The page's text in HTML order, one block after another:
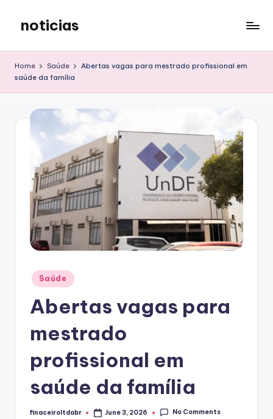
content
noticias
Home Saúde
Abertas vagas para mestrado profissional em
saúde da família
Posted
in
Saúde
Abertas vagas para
mestrado
profissional em
saúde da família
Posted
finaceiroltdabr June 3, 2026 No Comments